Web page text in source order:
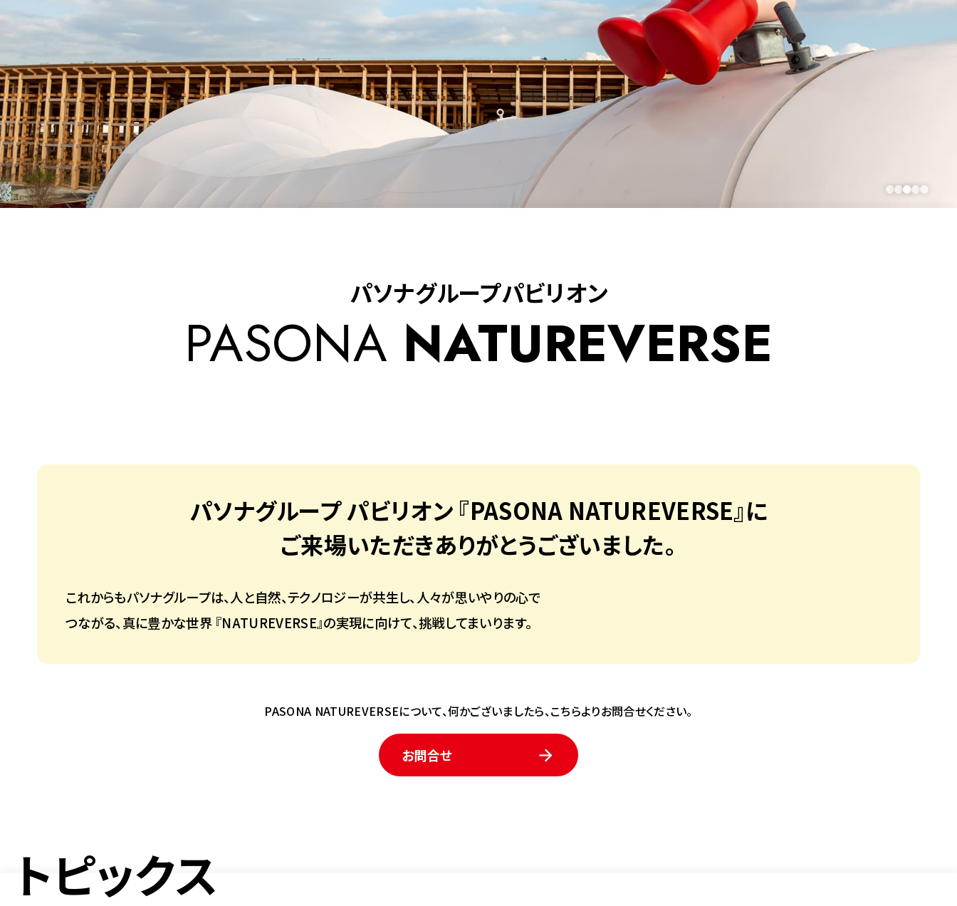
© TEZUKA PRODUCTIONS
パソナグループパビリオン
PASONA NATUREVERSE
パソナグループ パビリオン 『PASONA NATUREVERSE』に
ご来場いただきありがとうございました。
これからもパソナグループは、人と自然、テクノロジーが共生し、人々が思いやりの心で
つながる、真に豊かな世界 『NATUREVERSE』の実現に向けて、挑戦してまいります。
PASONA NATUREVERSEについて、何かございましたら、こちらよりお問合せください。
お問合せ
トピックス